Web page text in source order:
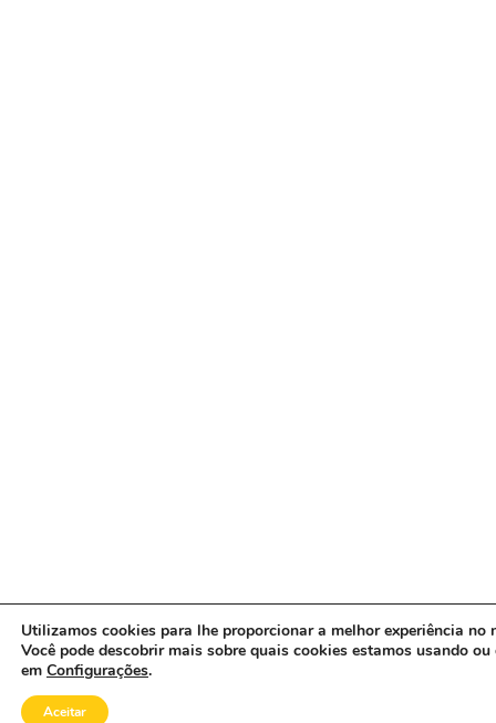
Utilizamos cookies para lhe proporcionar a melhor experiência no
Você pode descobrir mais sobre quais cookies estamos usando
em Configurações.
Aceitar